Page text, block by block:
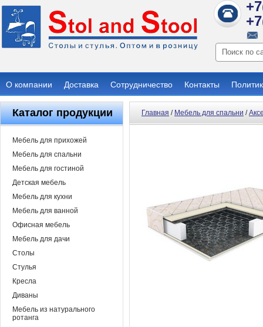
О компании Доставка Сотрудничество Контакты
Каталог продукции
Мебель для прихожей
Мебель для спальни
Мебель для гостиной
Детская мебель
Мебель для кухни
Мебель для ванной
Офисная мебель
Мебель для дачи
Столы
Стулья
Кресла
Диваны
Мебель из натурального
ротанга
Главная / Мебель для спальни /